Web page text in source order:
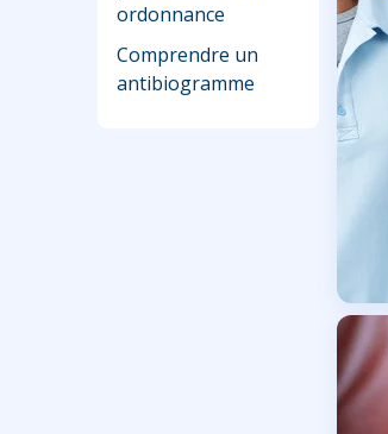
ordonnance
Comprendre un
antibiogramme